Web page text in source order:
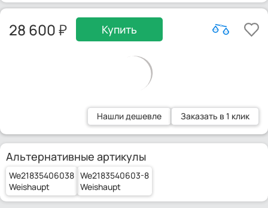
28 600 Купить
Нашли дешевле Заказать в 1 клик
Альтернативные артикулы
We21835406038
Weishaupt
We2183540603-8
Weishaupt